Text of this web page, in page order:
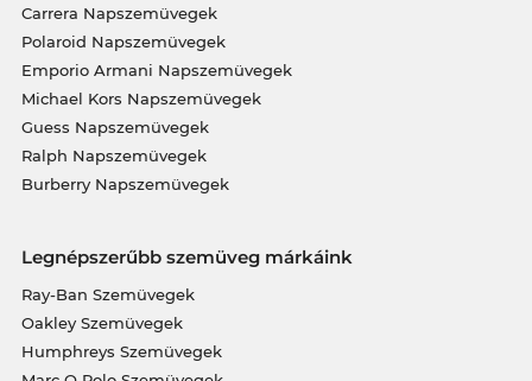
Carrera Napszemüvegek
Polaroid Napszemüvegek
Emporio Armani Napszemüvegek
Michael Kors Napszemüvegek
Guess Napszemüvegek
Ralph Napszemüvegek
Burberry Napszemüvegek
Legnépszerűbb szemüveg márkáink
Ray-Ban Szemüvegek
Oakley Szemüvegek
Humphreys Szemüvegek